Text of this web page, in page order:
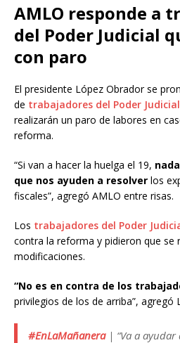
AMLO responde a
del Poder Judicial
con paro
El presidente López Obrador se
de trabajadores del Poder
realizarán un paro de labores en
reforma.
“Si van a hacer la huelga el 19,
que nos ayuden a resolver los
fiscales”, agregó AMLO entre risas.
Los trabajadores del Poder
contra la reforma y pidieron que se
modificaciones.
“No es en contra de los
privilegios de los de arriba”, agregó
#EnLaMañanera| “Va a ayudar